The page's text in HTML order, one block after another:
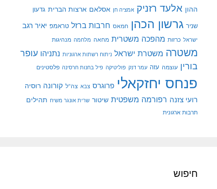
ההון אלעד רזניק אמציה חן אסלאם ארצות הברית גדעון
שניר גרשון הכהן חמאס חרבות ברזל טראמפ יאיר רגב
ישראל כרזות מהפכה משטרית מחאה מלחמה מנהיגות
משטרה משטרת ישראל ניתוח רשתות ארגוניות נתניהו עופר
בורין עוצמה עזה עמר דנק פוליטיקה פיל בחנות חרסינה פלסטינים
פנחס יחזקאלי פרוגרס צבא צה"ל קורונה רוסיה
רועי צזנה רפורמה משפטית שיטור שרית אונגר משיח תהילים
תרבות ארגונית
חיפוש